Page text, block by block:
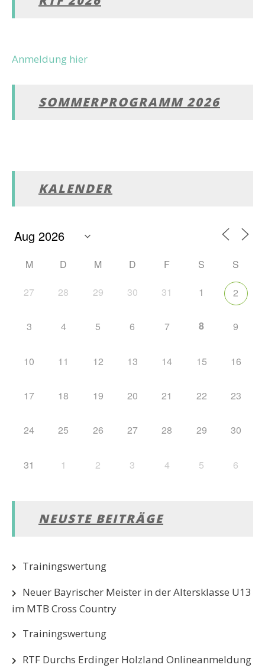
Anmeldung hier
SOMMERPROGRAMM 2026
KALENDER
M D M D F S S
27 28 29 30 31 1 2
3 4 5 6 7 8 9
10 11 12 13 14 15 16
17 18 19 20 21 22 23
24 25 26 27 28 29 30
31 1 2 3 4 5 6
NEUSTE BEITRÄGE
Trainingswertung
Neuer Bayrischer Meister in der Altersklasse U13
im MTB Cross Country
Trainingswertung
RTF Durchs Erdinger Holzland Onlineanmeldung